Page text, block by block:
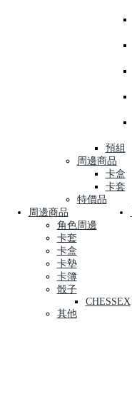
預組
周邊商品
卡盒
卡套
特價品
周邊商品
角色周邊
卡套
卡盒
卡墊
卡簿
骰子
CHESSEX
其他